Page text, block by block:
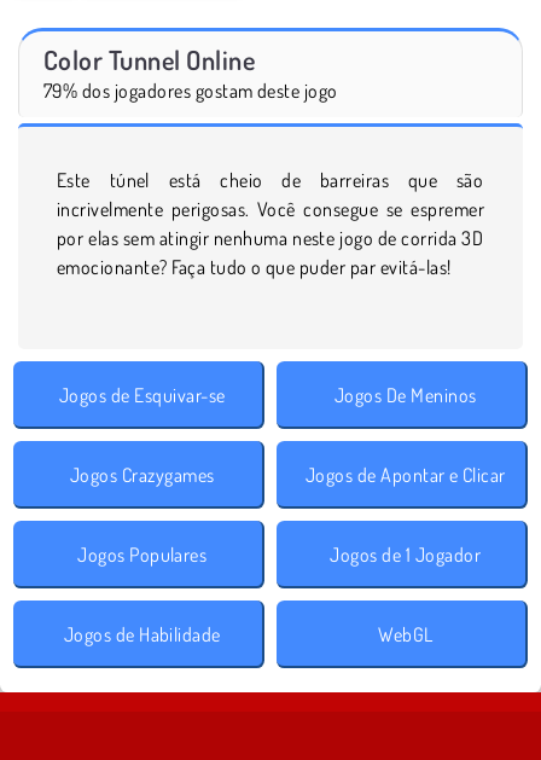
Color Tunnel Online
79% dos jogadores gostam deste jogo
Este túnel está cheio de barreiras que são
incrivelmente perigosas. Você consegue se espremer
por elas sem atingir nenhuma neste jogo de corrida 3D
emocionante? Faça tudo o que puder par evitá-las!
Jogos de Esquivar-se Jogos De Meninos
Jogos Crazygames Jogos de Apontar e Clicar
Jogos Populares Jogos de 1 Jogador
Jogos de Habilidade WebGL